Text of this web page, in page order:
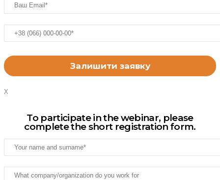
X
To participate in the webinar, please
complete the short registration form.